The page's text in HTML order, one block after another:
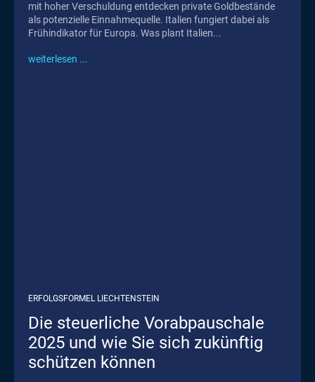
mit hoher Verschuldung entdecken private Goldbestände
als potenzielle Einnahmequelle. Italien fungiert dabei als
Frühindikator für Europa. Was plant Italien...
weiterlesen ...
ERFOLGSFORMEL LIECHTENSTEIN
Die steuerliche Vorabpauschale
2025 und wie Sie sich zukünftig
schützen können